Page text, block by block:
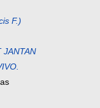
F.)
JANTAN